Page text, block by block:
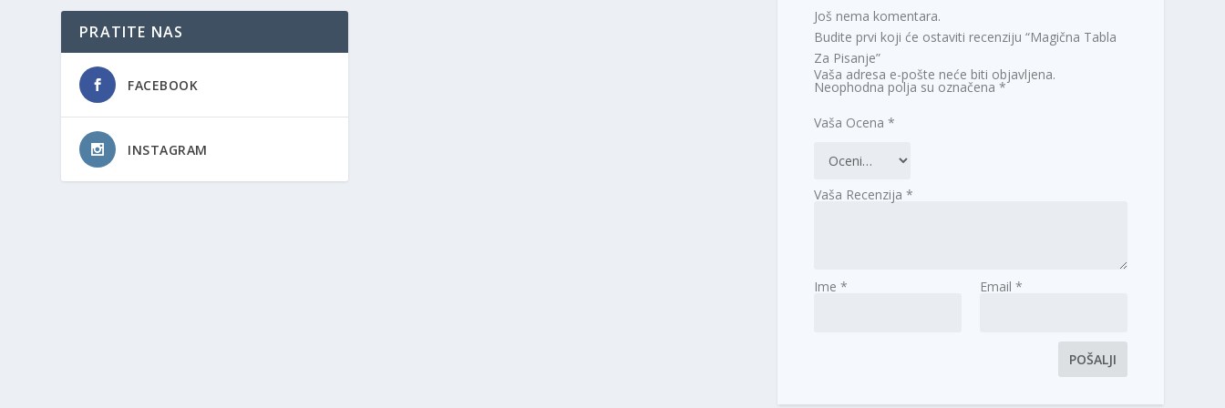
Još nema komentara.
Budite prvi koji će ostaviti recenziju “Magična Tabla
Za Pisanje”
Vaša adresa e-pošte neće biti objavljena.
Neophodna polja su označena*
Vaša Ocena*
Vaša Recenzija*
Ime* Email*
PRATITE NAS
FACEBOOK
INSTAGRAM